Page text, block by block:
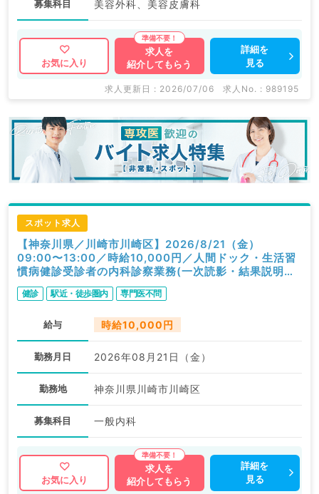
募集科目 美容外科、美容皮膚科
お気に入り
求人を
紹介してもらう
詳細を
見る
求人更新日 : 2026/07/06 求人No. : 989195
スポット求人
【神奈川県／川崎市川崎区】2026/8/21（金）
09:00〜13:00／時給10,000円／人間ドック・生活習
慣病健診受診者の内科診察業務(一次読影・結果説明含
む)／内科
健診 駅近・徒歩圏内 専門医不問
給与 時給10,000円
勤務月日 2026年08月21日（金）
勤務地 神奈川県川崎市川崎区
募集科目 一般内科
お気に入り
求人を
紹介してもらう
詳細を
見る